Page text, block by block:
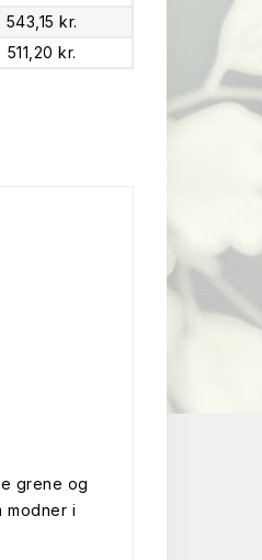
543,15 kr.
511,20 kr.
grene og
i